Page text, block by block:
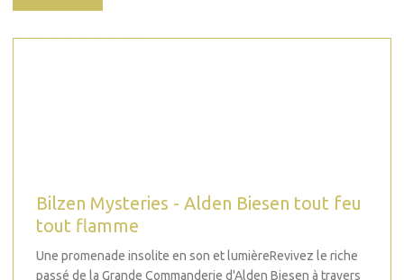
Bilzen Mysteries - Alden Biesen tout feu
tout flamme
Une promenade insolite en son et lumièreRevivez le riche
passé de la Grande Commanderie d'Alden Biesen à travers